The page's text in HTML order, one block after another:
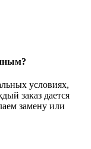
условиях,
заказ дается
замену или